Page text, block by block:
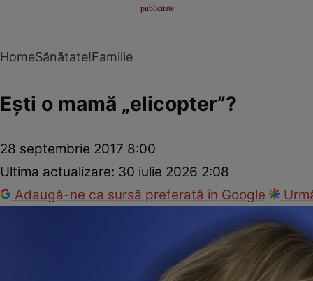
HomeSănătate!Familie
Eşti o mamă „elicopter”?
28 septembrie 2017 8:00
Ultima actualizare: 30 iulie 2026 2:08
Adaugă-ne ca sursă preferată în Google